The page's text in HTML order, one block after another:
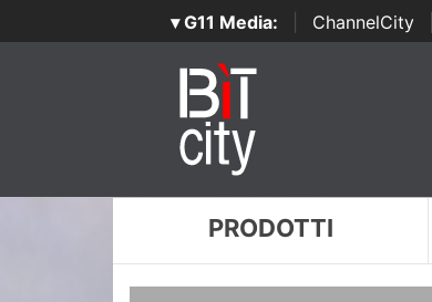
▾ G11 Media: ChannelCity
PRODOTTI